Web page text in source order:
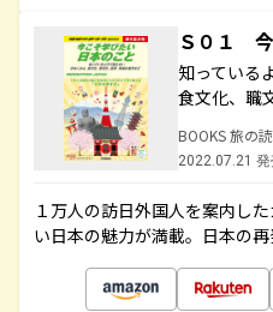
Ｓ０１ 今
知っている
食文化、職
BOOKS 旅の
2022.07.21
１万人の訪日外国人を案内し
い日本の魅力が満載。日本の再